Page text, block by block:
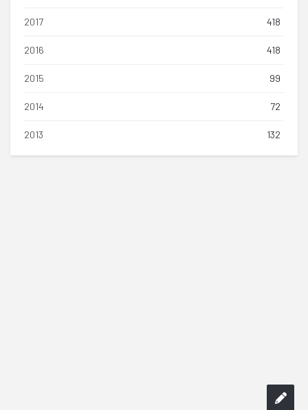
2017 418
2016 418
2015 99
2014 72
2013 132